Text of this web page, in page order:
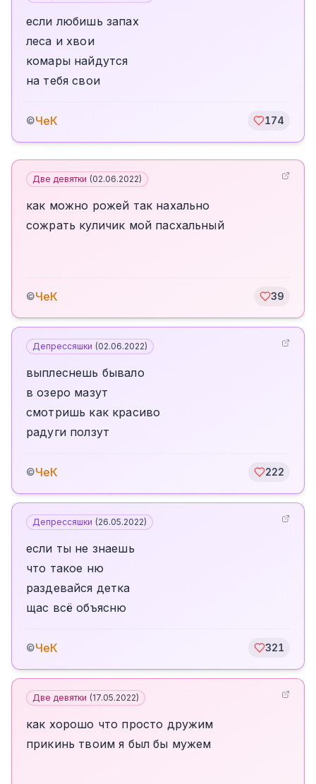
если любишь запах
леса и хвои
комары найдутся
на тебя свои
©ЧеК 174
Две девятки (02.06.2022)
как можно рожей так нахально
сожрать куличик мой пасхальный
©ЧеК 39
Депрессяшки (02.06.2022)
выплеснешь бывало
в озеро мазут
смотришь как красиво
радуги ползут
©ЧеК 222
Депрессяшки (26.05.2022)
если ты не знаешь
что такое ню
раздевайся детка
щас всё объясню
©ЧеК 321
Две девятки (17.05.2022)
как хорошо что просто дружим
прикинь твоим я был бы мужем